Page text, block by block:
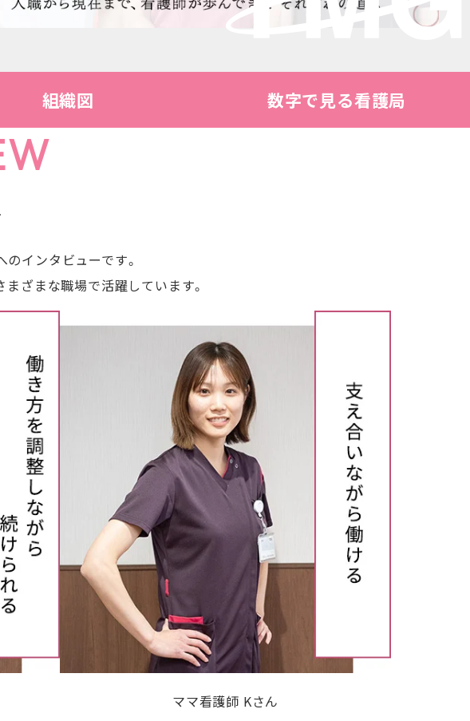
組織図 数字で見る看護局
インタビューです。
ざまな職場で活躍しています。
ママ看護師 Kさん